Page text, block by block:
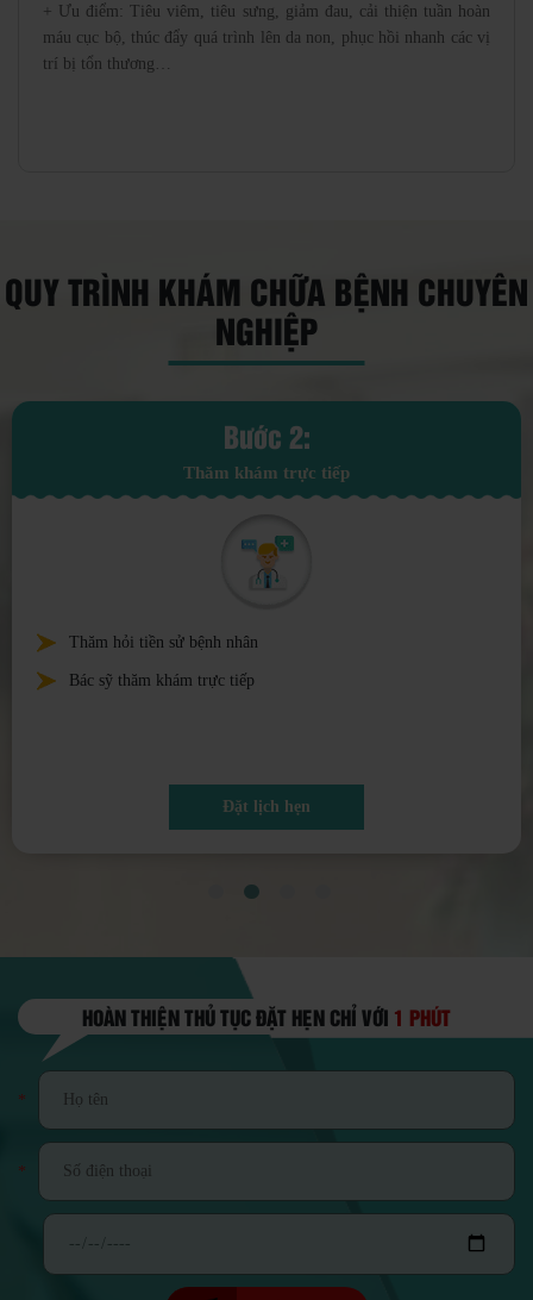
+ Ưu điểm: Tiêu viêm, tiêu sưng, giảm đau, cải thiện tuần hoàn
máu cục bộ, thúc đẩy quá trình lên da non, phục hồi nhanh các vị
trí bị tổn thương…
QUY TRÌNH KHÁM CHỮA BỆNH CHUYÊN
NGHIỆP
Bước 3:
Xét nghiệm và điều trị
Tiến hành các xét nghiệm cận lâm sàng và siêu âm
Điều trị theo phác đồ của bác sỹ
Đặt lịch hẹn
HOÀN THIỆN THỦ TỤC ĐẶT HẸN CHỈ VỚI 1 PHÚT
*
*